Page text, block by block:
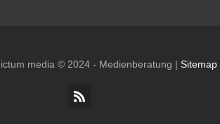
media © 2024 - Medienberatung | Sitemap
Rss